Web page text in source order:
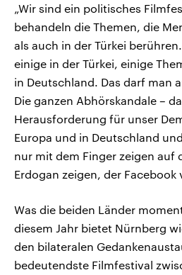
„Wir sind ein politisches
behandeln die Themen, die
als auch in der Türkei
einige in der Türkei, einige
in Deutschland. Das darf man
Die ganzen Abhörskandale –
Herausforderung für unser
Europa und in Deutschland
nur mit dem Finger zeigen auf
Erdogan zeigen, der Facebook
Was die beiden Länder
diesem Jahr bietet Nürnberg
den bilateralen
bedeutendste Filmfestival